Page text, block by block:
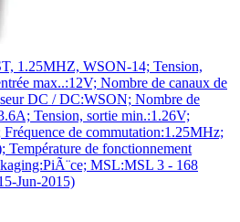
1.25MHZ, WSON-14; Tension,
max..:12V; Nombre de canaux de
DC / DC:WSON; Nombre de
Tension, sortie min.:1.26V;
de commutation:1.25MHz;
Température de fonctionnement
MSL:MSL 3 - 168
Jun-2015)